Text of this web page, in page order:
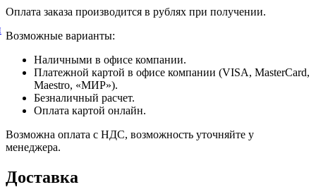
Оплата заказа производится в рублях при получении.
Возможные варианты:
Наличными в офисе компании.
Платежной картой в офисе компании (VISA, MasterCard,
Maestro, «МИР»).
Безналичный расчет.
Оплата картой онлайн.
Возможна оплата с НДС, возможность уточняйте у
менеджера.
Доставка